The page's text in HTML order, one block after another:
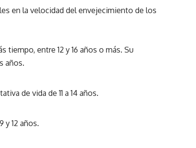
en la velocidad del envejecimiento de los
tiempo, entre 12 y 16 años o más. Su
años.
de vida de 11 a 14 años.
y 12 años.